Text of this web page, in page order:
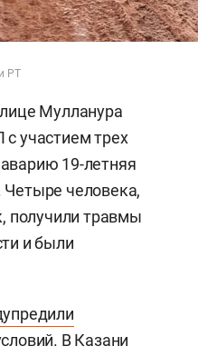
РТ
Мулланура
участием трех
19-летняя
человека,
получили травмы
и были
В Казани